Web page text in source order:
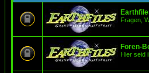
Fragen,
Foren-
Hier seid